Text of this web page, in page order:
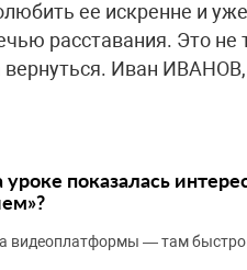
ее искренне и
расставания. Это
вернуться. Иван
уроке показалась
видеоплатформы — там